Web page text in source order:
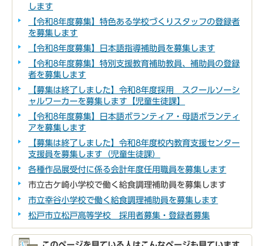
します
【令和8年度募集】特色ある学校づくりスタッフの登録者
を募集します
【令和8年度募集】日本語指導補助員を募集します
【令和8年度募集】特別支援教育補助教員、補助員の登録
者を募集します
【募集は終了しました】令和8年度採用 スクールソーシ
ャルワーカーを募集します【児童生徒課】
【令和8年度募集】日本語ボランティア・母語ボランティ
アを募集します
【募集は終了しました】令和8年度校内教育支援センター
支援員を募集します（児童生徒課）
各種作品展受付に係る会計年度任用職員を募集します
市立古ケ崎小学校で働く給食調理補助員を募集します
市立幸谷小学校で働く給食調理補助員を募集します
松戸市立松戸高等学校 採用者募集・登録者募集